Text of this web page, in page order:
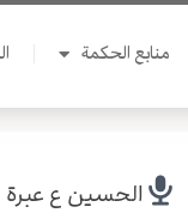
منابع الحكمة
الحسين ع عبرة